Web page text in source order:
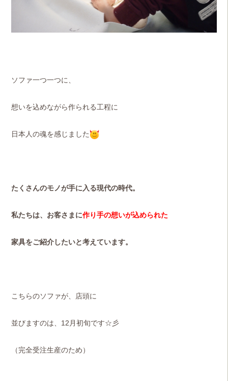
ソファ一つ一つに、
想いを込めながら作られる工程に
日本人の魂を感じました
たくさんのモノが手に入る現代の時代。
私たちは、お客さまに作り手の想いが込められた
家具をご紹介したいと考えています。
こちらのソファが、店頭に
並びますのは、12月初旬です☆彡
（完全受注生産のため）